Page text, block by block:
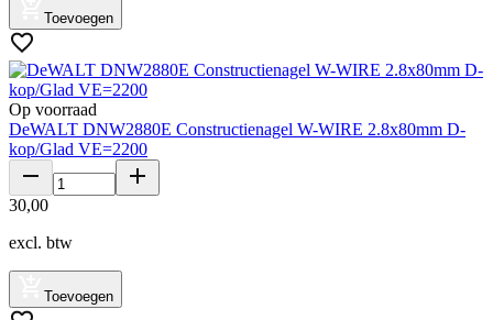
Toevoegen
Op voorraad
DeWALT DNW2880E Constructienagel W-WIRE 2.8x80mm D-
kop/Glad VE=2200
30,00
excl. btw
Toevoegen